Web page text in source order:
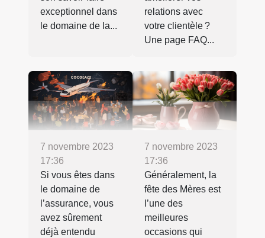
exceptionnel dans
le domaine de la...
relations avec
votre clientèle ?
Une page FAQ...
7 novembre 2023
17:36
Si vous êtes dans
le domaine de
l’assurance, vous
avez sûrement
déjà entendu
7 novembre 2023
17:36
Généralement, la
fête des Mères est
l’une des
meilleures
occasions qui